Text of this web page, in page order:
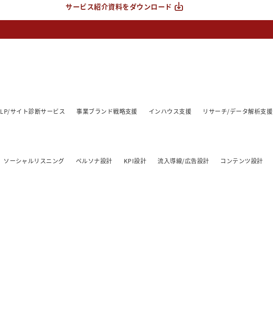
サービス紹介資料をダウンロード
LP/サイト診断サービス 事業ブランド戦略支援 インハウス支援 リサーチ/データ解析支援
ソーシャルリスニング ペルソナ設計 KPI設計 流入導線/広告設計 コンテンツ設計